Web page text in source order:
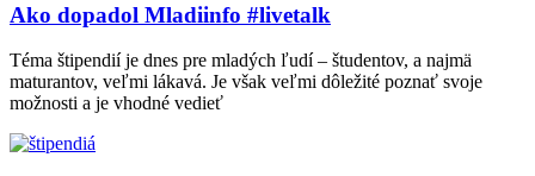
Ako dopadol Mladiinfo #livetalk
Téma štipendií je dnes pre mladých ľudí – študentov, a najmä
maturantov, veľmi lákavá. Je však veľmi dôležité poznať svoje
možnosti a je vhodné vedieť